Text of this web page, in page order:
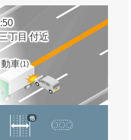
丁目 付近
車(1)
他